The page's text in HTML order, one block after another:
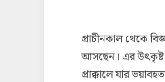
প্রাচীনকাল থেকে
আসছেন। এর উৎকৃষ্ট
প্রাক্কালে যার